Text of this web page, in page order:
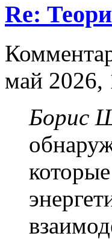
Re:
май 2026,
Борис